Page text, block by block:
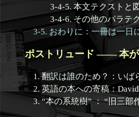
3-4-5. 本文テクストと図
3-4-6. その他のパラテク
3-5. おわりに：一冊は一
ポストリュード —— 本が
1. 翻訳は誰のため？：いば
2. 英語の本への寄稿：David.
3. “本の系統樹” ： “旧三部